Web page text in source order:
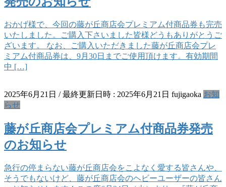
おかげ様で、今回の藤が丘商店会プレミアム付商品券も完売
いたしました。ご購入下さいました皆様どうもありがとうご
ざいます。 なお、ご購入いただきました藤が丘商店会プレ
ミアム付商品券は、9月30日までご使用頂けます。有効期間
中 […]
2025年6月21日 / 最終更新日時 : 2025年6月21日 fujigaoka お知
らせ
藤が丘商店会プレミアム付商品券発売
のお知らせ
急行の停まらない藤が丘商店会をこよなく愛する皆さんや、
そうでもないけど、藤が丘商店会のヘビーユーザーの皆さん